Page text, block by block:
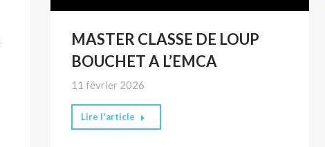
MASTER CLASSE DE LOUP
BOUCHET A L’EMCA
11 février 2026
Lire l'article